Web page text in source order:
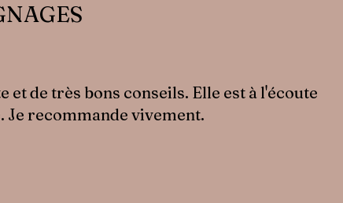
de très bons conseils. Elle est à l'écoute
Je recommande vivement.